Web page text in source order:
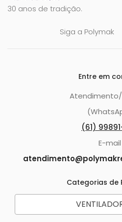
30 anos de tradição.
Siga a Polymak
Entre em
(61)
E-mail
Categorias de